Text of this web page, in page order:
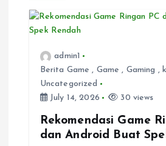
t
admin1
Berita Game , Game , Gaming ,
Uncategorized
July 14, 2026
30 views
Rekomendasi Game
dan Android Buat